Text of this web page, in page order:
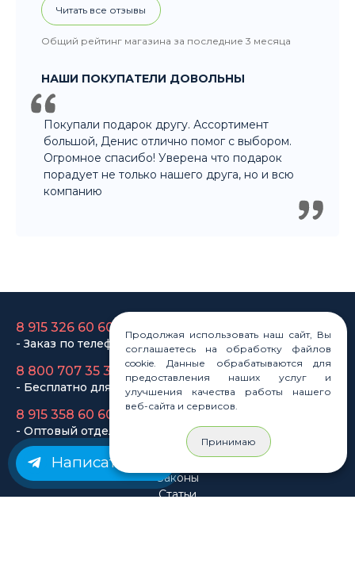
Покупали подарок другу. Ассортимент
порадует не только нашего друга, но и всю
компанию
8 915 358 60 60
- Оптовый отдел
Законы
Статьи
Карта сайта
Написать нам
Продолжая использовать наш сайт, Вы
соглашаетесь на обработку файлов
cookie. Данные обрабатываются для
предоставления наших услуг и
улучшения качества работы нашего
веб-сайта и сервисов.
Принимаю